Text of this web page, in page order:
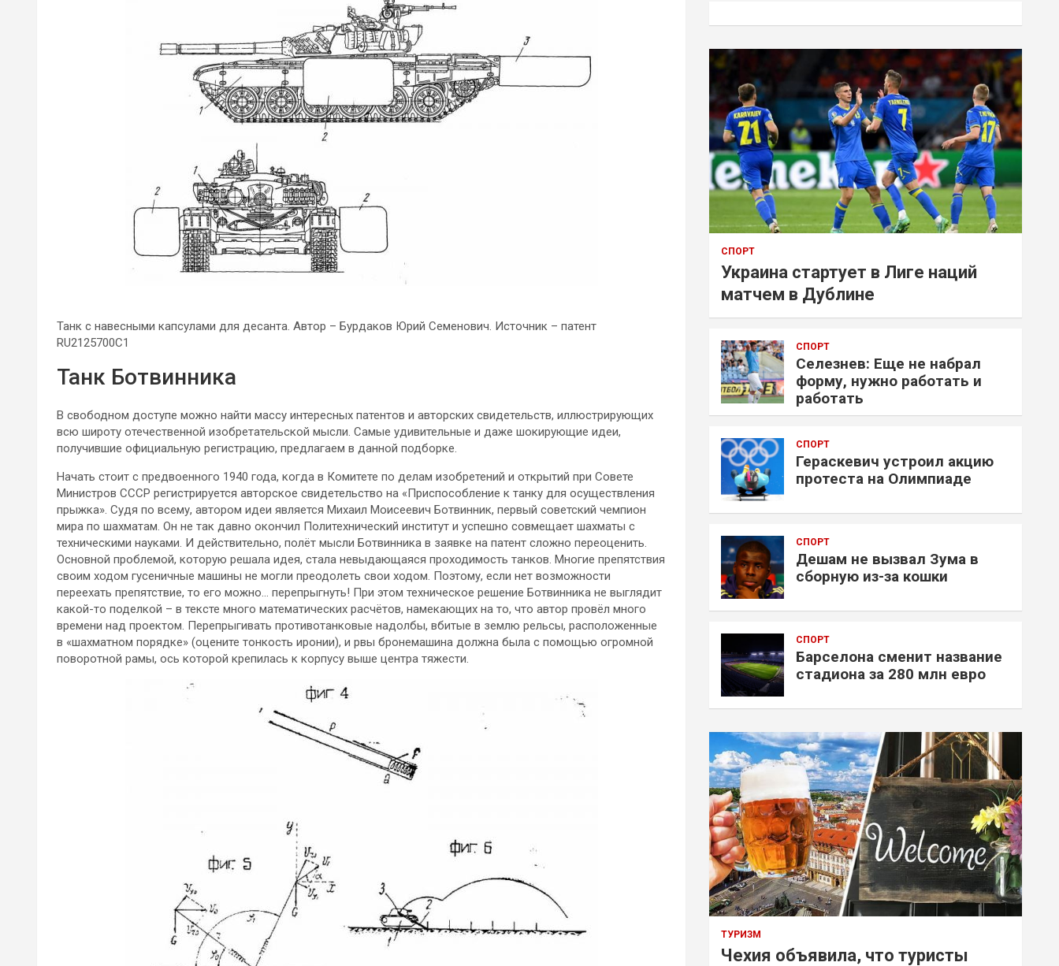
Танк с навесными капсулами для десанта. Автор – Бурдаков Юрий Семенович. Источник – патент
RU2125700C1
Танк Ботвинника
В свободном доступе можно найти массу интересных патентов и авторских свидетельств, иллюстрирующих
всю широту отечественной изобретательской мысли. Самые удивительные и даже шокирующие идеи,
получившие официальную регистрацию, предлагаем в данной подборке.
Начать стоит с предвоенного 1940 года, когда в Комитете по делам изобретений и открытий при Совете
Министров СССР регистрируется авторское свидетельство на «Приспособление к танку для осуществления
прыжка». Судя по всему, автором идеи является Михаил Моисеевич Ботвинник, первый советский чемпион
мира по шахматам. Он не так давно окончил Политехнический институт и успешно совмещает шахматы с
техническими науками. И действительно, полёт мысли Ботвинника в заявке на патент сложно переоценить.
Основной проблемой, которую решала идея, стала невыдающаяся проходимость танков. Многие препятствия
своим ходом гусеничные машины не могли преодолеть свои ходом. Поэтому, если нет возможности
переехать препятствие, то его можно… перепрыгнуть! При этом техническое решение Ботвинника не выглядит
какой-то поделкой – в тексте много математических расчётов, намекающих на то, что автор провёл много
времени над проектом. Перепрыгивать противотанковые надолбы, вбитые в землю рельсы, расположенные
в «шахматном порядке» (оцените тонкость иронии), и рвы бронемашина должна была с помощью огромной
поворотной рамы, ось которой крепилась к корпусу выше центра тяжести.
СПОРТ
Украина стартует в Лиге наций
матчем в Дублине
СПОРТ
Селезнев: Еще не набрал
форму, нужно работать и
работать
СПОРТ
Гераскевич устроил акцию
протеста на Олимпиаде
СПОРТ
Дешам не вызвал Зума в
сборную из-за кошки
СПОРТ
Барселона сменит название
стадиона за 280 млн евро
ТУРИЗМ
Чехия объявила, что туристы